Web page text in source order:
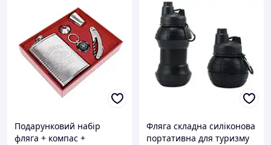
Подарунковий набір
фляга + компас +
Фляга складна силіконова
портативна для туризму